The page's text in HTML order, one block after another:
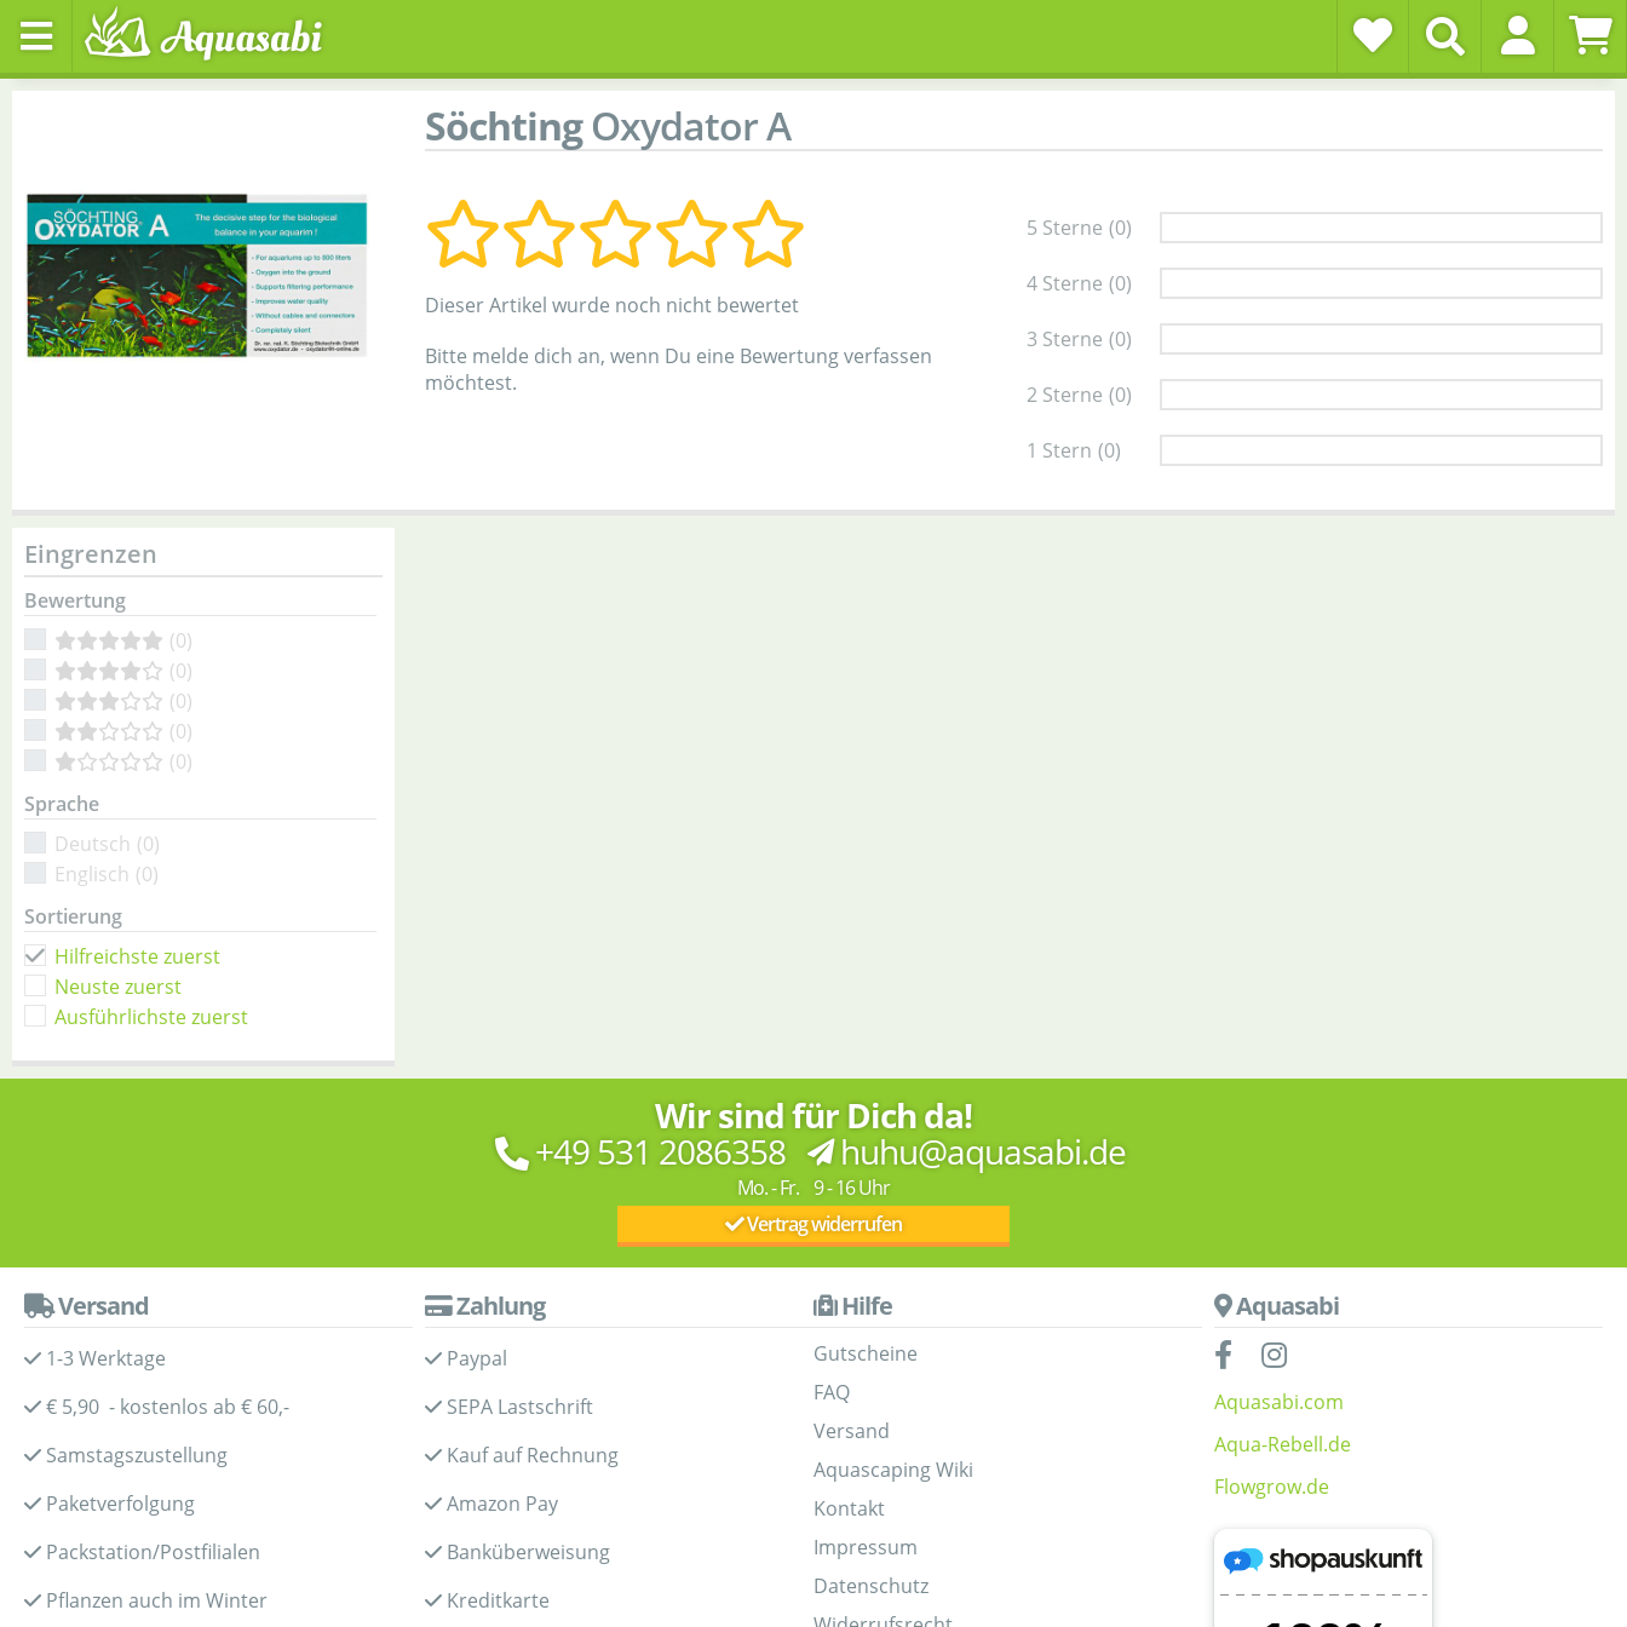
SöchtingOxydator A
Dieser Artikel wurde noch nicht bewertet
Bitte melde dich an, wenn Du eine Bewertung verfassen
möchtest.
5 Sterne (0)
4 Sterne (0)
3 Sterne (0)
2 Sterne (0)
1 Stern (0)
Eingrenzen
Bewertung
(0)
(0)
(0)
(0)
(0)
Sprache
Deutsch (0)
Englisch (0)
Sortierung
Hilfreichste zuerst
Neuste zuerst
Ausführlichste zuerst
Wir sind für Dich da!
+49 531 2086358 huhu@aquasabi.de
Mo. - Fr. 9 - 16 Uhr
Vertrag widerrufen
Versand
1-3 Werktage
€ 5,90 - kostenlos ab € 60,-
Samstagszustellung
Paketverfolgung
Packstation/Postfilialen
Pflanzen auch im Winter
Zahlung
Paypal
SEPA Lastschrift
Kauf auf Rechnung
Amazon Pay
Banküberweisung
Kreditkarte
Hilfe
Gutscheine
FAQ
Versand
Aquascaping Wiki
Kontakt
Impressum
Datenschutz
Aquasabi
Aquasabi.com
Aqua-Rebell.de
Flowgrow.de